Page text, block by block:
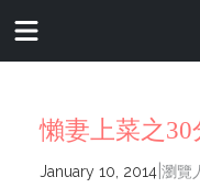
懶妻上菜之30
January 10, 2014 瀏覽